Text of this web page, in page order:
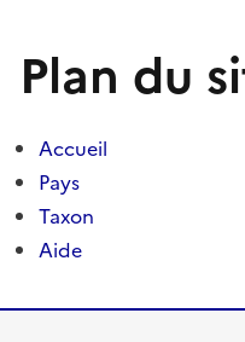
Plan du
Accueil
Pays
Taxon
Aide